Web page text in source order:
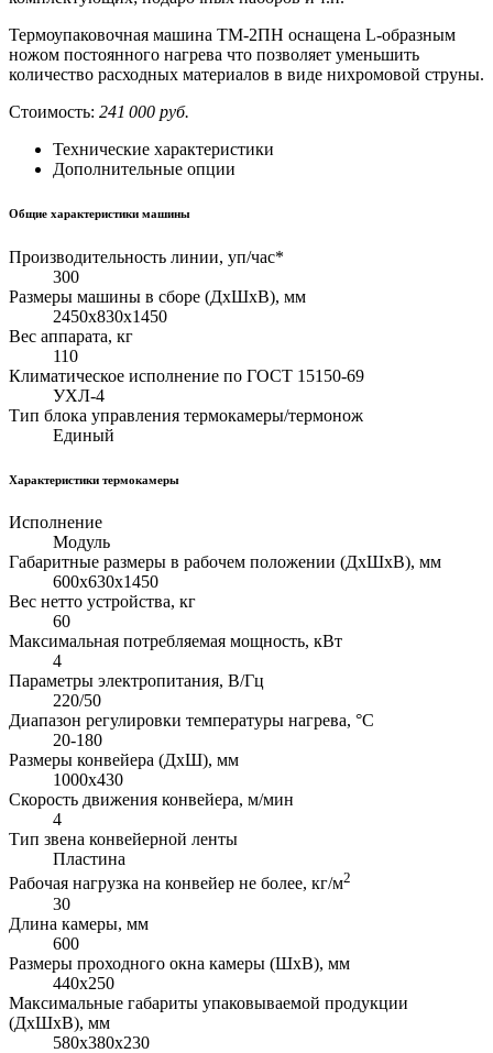
Термоупаковочная машина ТМ-2ПН оснащена L-образным
ножом постоянного нагрева что позволяет уменьшить
количество расходных материалов в виде нихромовой струны.
Стоимость: 241 000 руб.
Технические характеристики
Дополнительные опции
Общие характеристики машины
Производительность линии, уп/час*
300
Размеры машины в сборе (ДхШхВ), мм
2450х830х1450
Вес аппарата, кг
110
Климатическое исполнение по ГОСТ 15150-69
УХЛ-4
Тип блока управления термокамеры/термонож
Единый
Характеристики термокамеры
Исполнение
Модуль
Габаритные размеры в рабочем положении (ДхШхВ), мм
600х630х1450
Вес нетто устройства, кг
60
Максимальная потребляемая мощность, кВт
4
Параметры электропитания, В/Гц
220/50
Диапазон регулировки температуры нагрева, °С
20-180
Размеры конвейера (ДхШ), мм
1000х430
Скорость движения конвейера, м/мин
4
Тип звена конвейерной ленты
Пластина
Рабочая нагрузка на конвейер не более, кг/м2
30
Длина камеры, мм
600
Размеры проходного окна камеры (ШхВ), мм
440х250
Максимальные габариты упаковываемой продукции
(ДхШхВ), мм
580х380х230